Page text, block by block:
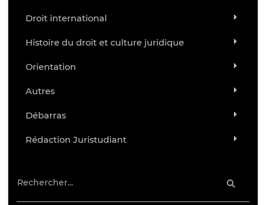
Droit international
Histoire du droit et culture juridique
Orientation
Autres
Débarras
Rédaction Juristudiant